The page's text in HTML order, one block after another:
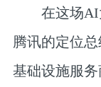
在这场AI
腾讯的定位
基础设施服